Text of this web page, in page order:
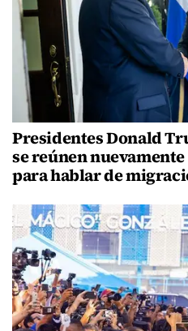
Presidentes Donald
se reúnen nuevamente
para hablar de